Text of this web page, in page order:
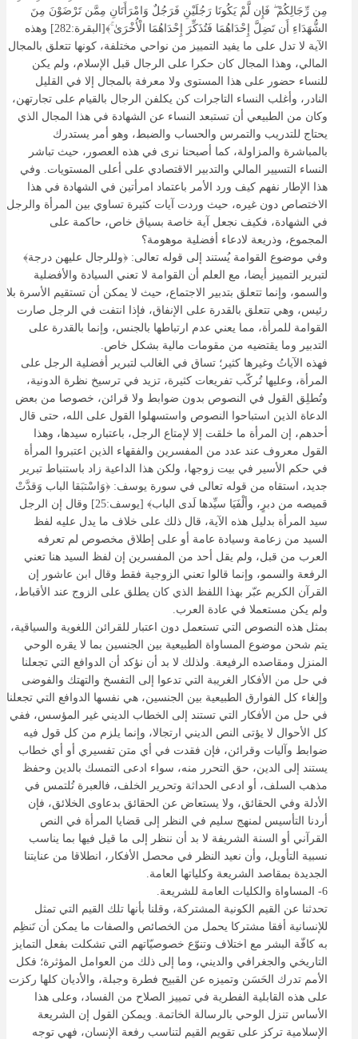
مِن رِّجَالِكُمْ ۖ فَإِن لَّمْ يَكُونَا رَجُلَيْنِ فَرَجُلٌ وَامْرَأَتَانِ مِمَّن تَرْضَوْنَ مِنَ
الشُّهَدَاءِ أَن تَضِلَّ إِحْدَاهُمَا فَتُذَكِّرَ إِحْدَاهُمَا الْأُخْرَىٰ ۚ﴾[البقرة:282] وهذه
الآية لا تدل على ما يفيد التمييز من نواحي مختلفة، كونها تتعلق بالمجال
المالي، وهذا المجال كان حكرا على الرجال قبل الإسلام، ولم يكن
للنساء حضور على هذا المستوى ولا معرفة بالمجال إلا في القليل
النادر، وأغلب النساء التاجرات كن يكلفن الرجال بالقيام على تجارتهن،
وكان من الطبيعي أن تستبعد النساء عن الشهادة في هذا المجال الذي
يحتاج للتدريب والتمرس والحساب والضبط، وهو أمر يستدرك
بالمباشرة والمزاولة، كما أصبحنا نرى في هذه العصور، حيث تباشر
النساء التسيير المالي والتدبير الاقتصادي على أعلى المستويات. وفي
هذا الإطار نفهم كيف ورد الأمر باعتماد امرأتين في الشهادة في هذا
الاختصاص دون غيره، حيث وردت آيات كثيرة تساوي بين المرأة والرجل
في الشهادة، فكيف نجعل آية خاصة بسياق خاص، حاكمة على
المجموع، وذريعة لادعاء أفضلية موهومة؟
وفي موضوع القوامة يُستند إلى قوله تعالى: ﴿وللرجال عليهن درجة﴾
لتبرير التمييز أيضا، مع العلم أن القوامة لا تعني السيادة والأفضلية
والسمو، وإنما تتعلق بتدبير الاجتماع، حيث لا يمكن أن تستقيم الأسرة بلا
رئيس، وهي تتعلق بالقدرة على الإنفاق، فإذا انتفت في الرجل صارت
القوامة للمرأة، مما يعني عدم ارتباطها بالجنس، وإنما بالقدرة على
التدبير وما يقتضيه من مقومات مالية بشكل خاص.
فهذه الآياتُ وغيرها كثير؛ تساق في الغالب لتبرير أفضلية الرجل على
المرأة، وعليها تُركّب تفريعات كثيرة، تزيد في ترسيخ نظرة الدونية،
وتُطلِق القول في النصوص بدون ضوابط ولا قرائن، خصوصا من بعض
الدعاة الذين استباحوا النصوص واستسهلوا القول على الله، حتى قال
أحدهم، إن المرأة ما خلقت إلا لإمتاع الرجل، باعتباره سيدها، وهذا
القول معروف عند عدد من المفسرين والفقهاء الذين اعتبروا المرأة
في حكم الأسير في بيت زوجها، ولكن هذا الداعية زاد باستنباط تبرير
جديد، استقاه من قوله تعالى في سورة يوسف: ﴿وَاسْتبَقا الباب وَقدَّتْ
قميصه من دبرٍ، وألْفَيَا سيِّدها لَدى الباب﴾ [يوسف:25] وقال إن الرجل
سيد المرأة بدليل هذه الآية، قال ذلك على خلاف ما يدل عليه لفظ
السيد من زعامة وسيادة عامة أو على إطلاق مخصوص لم تعرفه
العرب من قبل، ولم يقل أحد من المفسرين إن لفظ السيد هنا تعني
الرفعة والسمو، وإنما قالوا تعني الزوجية فقط وقال ابن عاشور إن
القرآن الكريم عبّر بهذا اللفظ الذي كان يطلق على الزوج عند الأقباط،
ولم يكن مستعملا في عادة العرب.
بمثل هذه النصوص التي تستعمل دون اعتبار للقرائن اللغوية والسياقية،
يتم شحن موضوع المساواة الطبيعية بين الجنسين بما لا يقره الوحي
المنزل ومقاصده الرفيعة. ولذلك لا بد أن نؤكد أن الدوافع التي تجعلنا
في حل من الأفكار الغريبة التي تدعوا إلى التفسخ والتهتك والفوضى
وإلغاء كل الفوارق الطبيعية بين الجنسين، هي نفسها الدوافع التي تجعلنا
في حل من الأفكار التي تستند إلى الخطاب الديني غير المؤسس، ففي
كل الأحوال لا يؤتى النص الديني ارتجالا، وإنما يلزم من كل قول فيه
ضوابط وآليات وقرائن، فإن فقدت في أي متن تفسيري أو أي خطاب
يستند إلى الدين، حق التحرر منه، سواء ادعى التمسك بالدين وحفظ
مذهب السلف، أو ادعى الحداثة وتحرير الخلف، فالعبرة تُلتمس في
الأدلة وفي الحقائق، ولا يستعاض عن الحقائق بدعاوى الخلائق، فإن
أردنا التأسيس لمنهج سليم في النظر إلى قضايا المرأة في النص
القرآني أو السنة الشريفة لا بد أن ننظر إلى ما قيل فيها بما يناسب
نسبية التأويل، وأن نعيد النظر في محصل الأفكار، انطلاقا من عنايتنا
الجديدة بمقاصد الشريعة وكلياتها العامة.
6- المساواة والكليات العامة للشريعة.
تحدثنا عن القيم الكونية المشتركة، وقلنا بأنها تلك القيم التي تمثل
للإنسانية أفقا مشتركا يحمل من الخصائص والصفات ما يمكن أن تَنظِم
به كافّة البشر مع اختلاف وتنوّع خصوصيّاتهم التي تشكلت بفعل التمايز
التاريخي والجغرافي والديني، وما إلى ذلك من العوامل المؤثرة؛ فكل
الأمم تدرك الحَسَن وتميزه عن القبيح فطرة وجبلة، والأديان كلها ركزت
على هذه القابلية الفطرية في تمييز الصلاح من الفساد، وعلى هذا
الأساس تنزل الوحي بالرسالة الخاتمة. ويمكن القول إن الشريعة
الإسلامية تركز على تقويم القيم لتناسب رفعة الإنسان، فهي توجه